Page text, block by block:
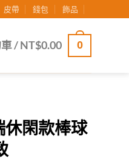
皮帶 錢包 飾品
/NT$0.00 0
休閑款棒球